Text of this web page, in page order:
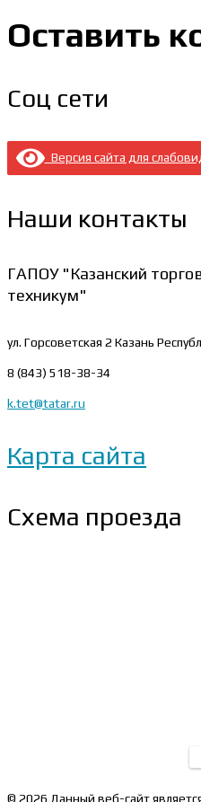
Оставить
Соц сети
Версия сайта для
Наши контакты
ГАПОУ "Казанский
техникум"
ул. Горсоветская 2 Казань
8 (843) 518-38-34
k.tet@tatar.ru
Карта сайта
Схема проезда
© 2026 Данный веб-сайт